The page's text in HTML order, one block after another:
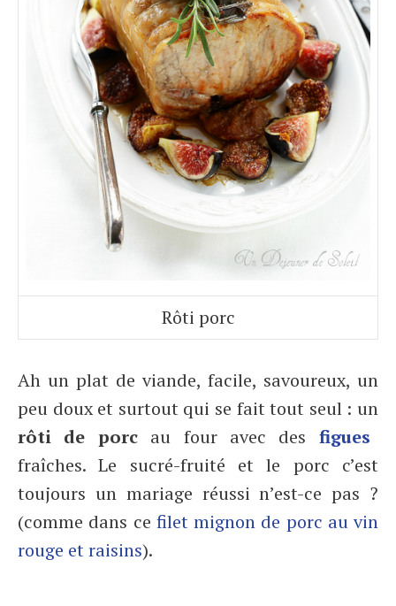
Rôti porc
Ah un plat de viande, facile, savoureux, un
peu doux et surtout qui se fait tout seul : un
rôti de porcau four avec des figues
fraîches. Le sucré-fruité et le porc c’est
toujours un mariage réussi n’est-ce pas ?
(comme dans ce filet mignon de porc au vin
rouge et raisins).